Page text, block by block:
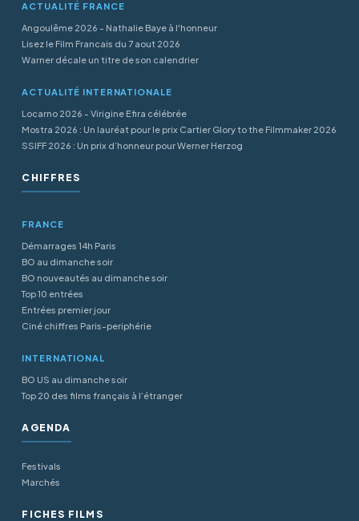
ACTUALITÉ FRANCE
Angoulême 2026 - Nathalie Baye à l'honneur
Lisez le Film Francais du 7 aout 2026
Warner décale un titre de son calendrier
ACTUALITÉ INTERNATIONALE
Locarno 2026 - Virigine Efira célébrée
Mostra 2026 : Un lauréat pour le prix Cartier Glory to the Filmmaker 2026
SSIFF 2026 : Un prix d’honneur pour Werner Herzog
CHIFFRES
FRANCE
Démarrages 14h Paris
BO au dimanche soir
BO nouveautés au dimanche soir
Top 10 entrées
Entrées premier jour
Ciné chiffres Paris-periphérie
INTERNATIONAL
BO US au dimanche soir
Top 20 des films français à l’étranger
AGENDA
Festivals
Marchés
FICHES FILMS